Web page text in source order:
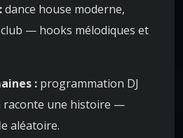
dance house moderne,
club — hooks mélodiques et
: programmation DJ
raconte une histoire —
aléatoire.